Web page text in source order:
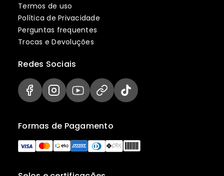
Termos de uso
Política de Privacidade
Perguntas frequentes
Trocas e Devoluções
Formas de Pagamento
Redes Sociais